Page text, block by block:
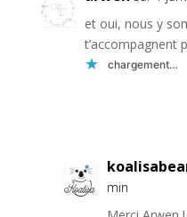
et oui, nous y
t’accompagnent
chargement…
min